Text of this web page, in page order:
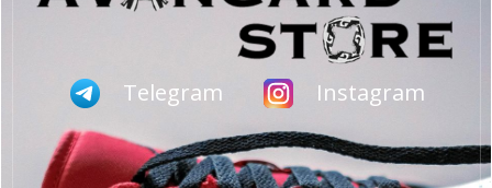
Telegram Instagram